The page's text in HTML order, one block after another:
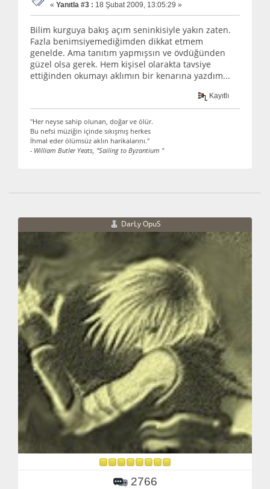
« Yanıtla #3 : 18 Şubat 2009, 13:05:29 »
Bilim kurguya bakış açım seninkisiyle yakın zaten.
Fazla benimsiyemediğimden dikkat etmem
genelde. Ama tanıtım yapmışsın ve övdüğünden
güzel olsa gerek. Hem kişisel olarakta tavsiye
ettiğinden okumayı aklımın bir kenarına yazdım...
Kayıtlı
"Her neyse sahip olunan, doğar ve ölür.
Bu nefsi müziğin içinde sıkışmış herkes
İhmal eder ölümsüz aklın harikalarını."
- William Butler Yeats, "Sailing to Byzantium "
DarLy OpuS
2766